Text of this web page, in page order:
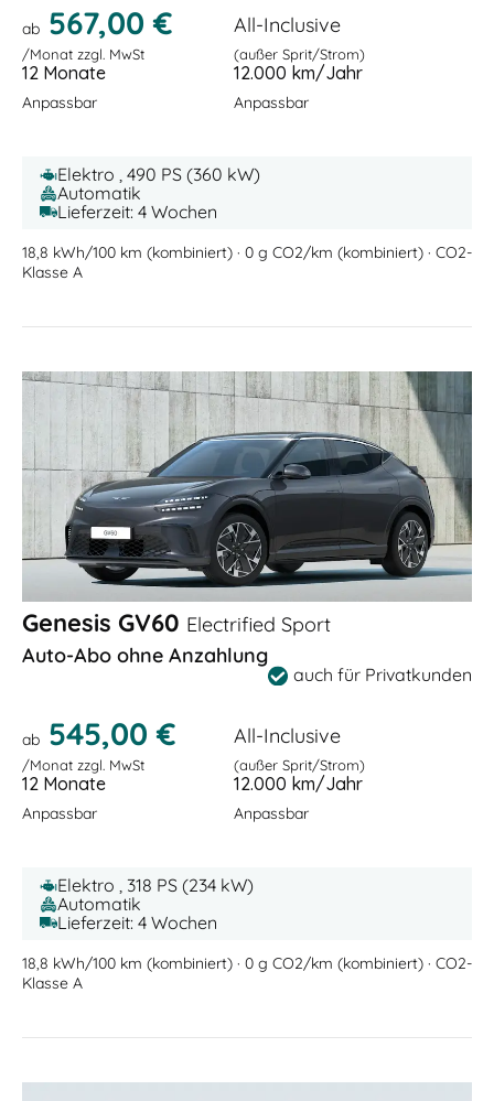
ab 567,00 €
/Monat zzgl. MwSt
All-Inclusive
(außer Sprit/Strom)
12 Monate
Anpassbar
12.000 km/Jahr
Anpassbar
Elektro , 490 PS (360 kW)
Automatik
Lieferzeit: 4 Wochen
18,8 kWh/100 km (kombiniert) · 0 g CO2/km (kombiniert) · CO2-
Klasse A
Genesis GV60 Electrified Sport
Auto-Abo ohne Anzahlung
auch für Privatkunden
ab 545,00 €
/Monat zzgl. MwSt
All-Inclusive
(außer Sprit/Strom)
12 Monate
Anpassbar
12.000 km/Jahr
Anpassbar
Elektro , 318 PS (234 kW)
Automatik
Lieferzeit: 4 Wochen
18,8 kWh/100 km (kombiniert) · 0 g CO2/km (kombiniert) · CO2-
Klasse A